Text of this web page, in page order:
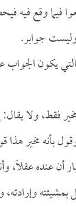
فيما وقع فيه
جوابر.
يكون الجواب
فقط، ولا
بأنه مخير هذا
أن عنده
بمشيئته